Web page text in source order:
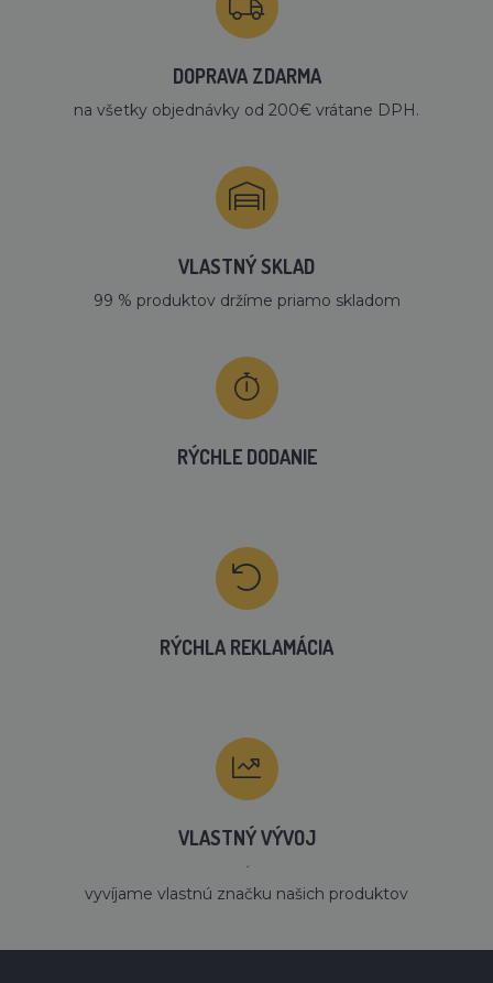
DOPRAVA ZDARMA
na všetky objednávky od 200€ vrátane DPH.
VLASTNÝ SKLAD
99 % produktov držíme priamo skladom
RÝCHLE DODANIE
RÝCHLA REKLAMÁCIA
VLASTNÝ VÝVOJ
´
vyvíjame vlastnú značku našich produktov